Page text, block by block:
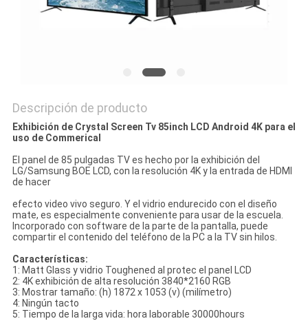
SITIO
Descripción de producto
Exhibición de Crystal Screen Tv 85inch LCD Android 4K para el
uso de Commerical
El panel de 85 pulgadas TV es hecho por la exhibición del
LG/Samsung BOE LCD, con la resolución 4K y la entrada de HDMI
de hacer
efecto video vivo seguro. Y el vidrio endurecido con el diseño
mate, es especialmente conveniente para usar de la escuela.
Incorporado con software de la parte de la pantalla, puede
compartir el contenido del teléfono de la PC a la TV sin hilos.
Características:
1: Matt Glass y vidrio Toughened al protec el panel LCD
2: 4K exhibición de alta resolución 3840*2160 RGB
3: Mostrar tamaño: (h) 1872 x 1053 (v) (milímetro)
4: Ningún tacto
5: Tiempo de la larga vida: hora laborable 30000hours